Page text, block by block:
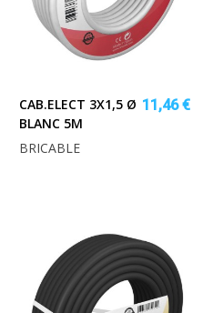
CAB.ELECT 3X1,5 Ø
BLANC 5M
11,46 €
BRICABLE